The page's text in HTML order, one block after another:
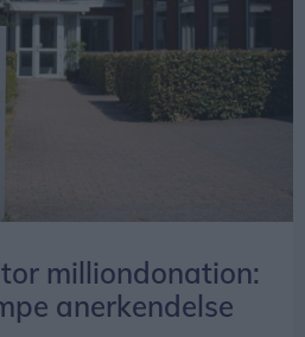
milliondonation:
anerkendelse